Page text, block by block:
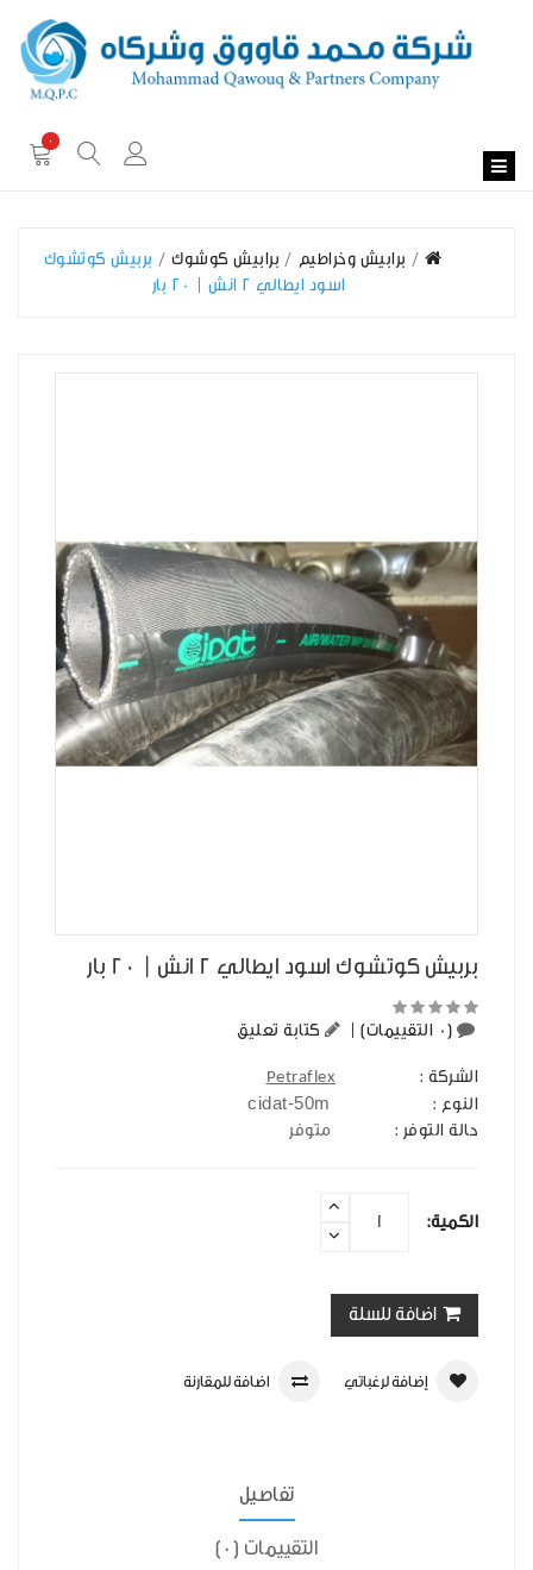
0
برابيش وخراطيم برابيش كوشوك
بربيش كوتشوك
اسود ايطالي 2 انش | 20 بار
بربيش كوتشوك اسود ايطالي 2 انش | 20 بار
(0 التقييمات) كتابة تعليق
الشركة :
Petraflex
النوع :
حالة التوفر : متوفر
الكمية:
اضافة للسلة
إضافة لرغباتي اضافة للمقارنة
تفاصيل
التقييمات (0)